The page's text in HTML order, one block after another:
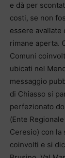
e dà per
costi, se non
essere avallate
rimane aperta.
Comuni
ubicati nel
messaggio
di Chiasso si
perfezionato
(Ente
Ceresio) con la
coinvolti e si